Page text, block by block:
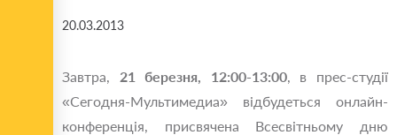
20.03.2013
Завтра, 21 березня, 12:00-13:00, в прес-студії
«Сегодня-Мультимедиа» відбудеться онлайн-
конференція, присвячена Всесвітньому дню